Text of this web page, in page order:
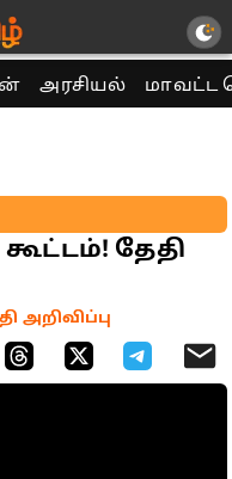
அரசியல் மாவட்ட
தேதி
அறிவிப்பு